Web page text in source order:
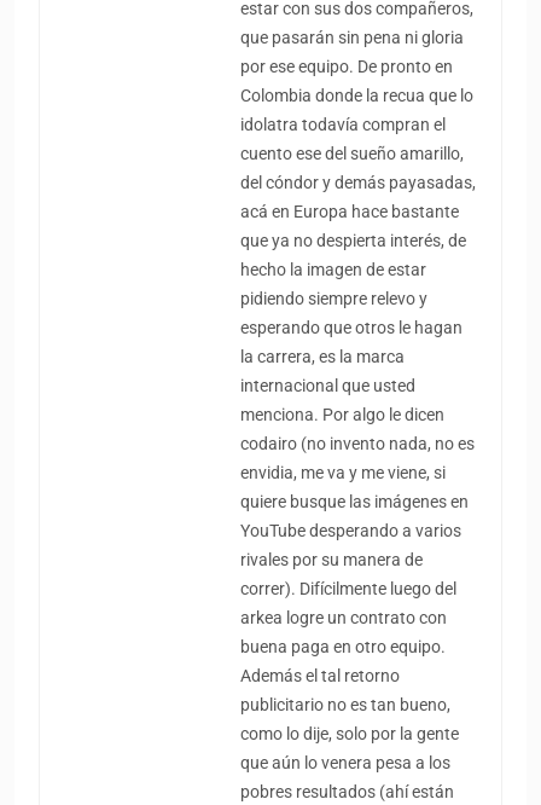
estar con sus dos compañeros,
que pasarán sin pena ni gloria
por ese equipo. De pronto en
Colombia donde la recua que lo
idolatra todavía compran el
cuento ese del sueño amarillo,
del cóndor y demás payasadas,
acá en Europa hace bastante
que ya no despierta interés, de
hecho la imagen de estar
pidiendo siempre relevo y
esperando que otros le hagan
la carrera, es la marca
internacional que usted
menciona. Por algo le dicen
codairo (no invento nada, no es
envidia, me va y me viene, si
quiere busque las imágenes en
YouTube desperando a varios
rivales por su manera de
correr). Difícilmente luego del
arkea logre un contrato con
buena paga en otro equipo.
Además el tal retorno
publicitario no es tan bueno,
como lo dije, solo por la gente
que aún lo venera pesa a los
pobres resultados (ahí están